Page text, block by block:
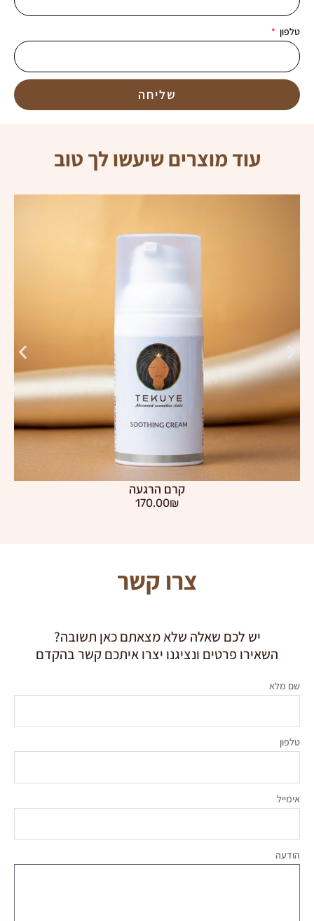
בצלקות
אקנה
טלפון
שליחה
עוד מוצרים שיעשו לך טוב
קרם הרגעה
170.00₪
צרו קשר
יש לכם שאלה שלא מצאתם כאן תשובה?
השאירו פרטים ונציגנו יצרו איתכם קשר בהקדם
שם מלא
טלפון
אימייל
הודעה